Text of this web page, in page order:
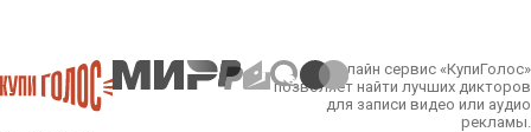
Онлайн сервис «КупиГолос»
позволяет найти лучших дикторов
для записи видео или аудио
рекламы.